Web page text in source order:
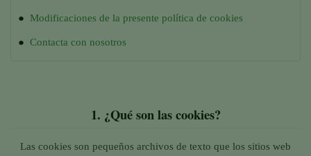
● Modificaciones de la presente política de cookies
● Contacta con nosotros
1. ¿Qué son las cookies?
Las cookies son pequeños archivos de texto que los sitios web